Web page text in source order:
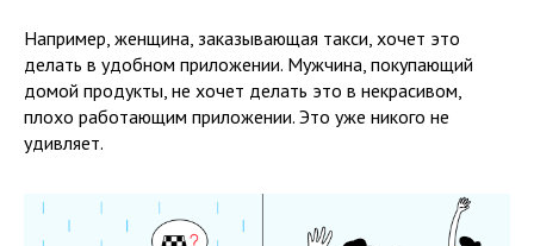
Например, женщина, заказывающая такси, хочет это
делать в удобном приложении. Мужчина, покупающий
домой продукты, не хочет делать это в некрасивом,
плохо работающим приложении. Это уже никого не
удивляет.